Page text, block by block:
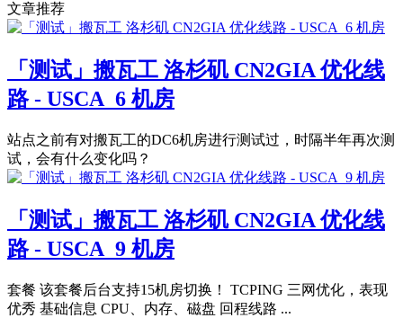
文章推荐
「测试」搬瓦工 洛杉矶 CN2GIA 优化线
路 - USCA_6 机房
站点之前有对搬瓦工的DC6机房进行测试过，时隔半年再次测
试，会有什么变化吗？
「测试」搬瓦工 洛杉矶 CN2GIA 优化线
路 - USCA_9 机房
套餐 该套餐后台支持15机房切换！ TCPING 三网优化，表现
优秀 基础信息 CPU、内存、磁盘 回程线路 ...